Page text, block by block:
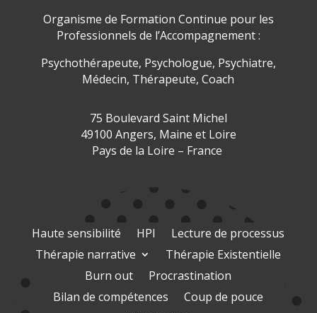
Organisme de Formation Continue pour les
Professionnels de l’Accompagnement :
Psychothérapeute, Psychologue, Psychiatre,
Médecin, Thérapeute, Coach
75 Boulevard Saint Michel
49100 Angers, Maine et Loire
Pays de la Loire – France
Haute sensibilité HPI
Lecture de processus
Thérapie narrative
Thérapie Existentielle
Burn out
Procrastination
Bilan de compétences
Coup de pouce